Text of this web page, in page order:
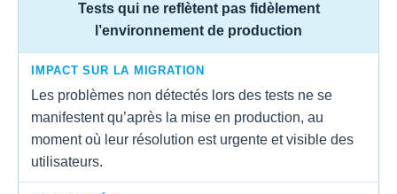
Tests qui ne reflètent pas fidèlement
l’environnement de production
IMPACT SUR LA MIGRATION
Les problèmes non détectés lors des tests ne se
manifestent qu’après la mise en production, au
moment où leur résolution est urgente et visible des
utilisateurs.